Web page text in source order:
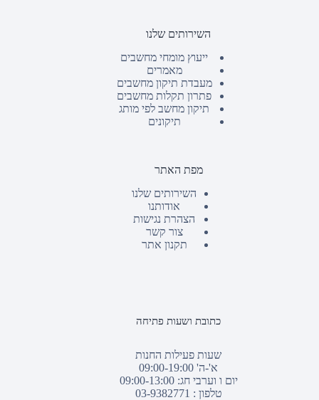
השירותים שלנו
ייעוץ מומחי מחשבים
מאמרים
מעבדת תיקון מחשבים
פתרון תקלות מחשבים
תיקון מחשב לפי מותג
תיקונים
מפת האתר
השירותים שלנו
אודותנו
הצהרת נגישות
צור קשר
תקנון אתר
כתובת ושעות פתיחה
שעות פעילות החנות
א'-ה' 09:00-19:00
יום ו וערבי חג: 09:00-13:00
טלפון : 03-9382771